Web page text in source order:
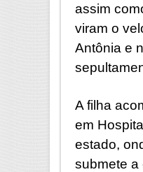
assim
viram o
Antônia e
A filha
em
estado,
submete a